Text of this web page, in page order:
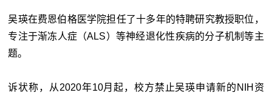
吴瑛在费恩伯格医学院担任了十多年的特聘研究教授职位，
专注于渐冻人症（ALS）等神经退化性疾病的分子机制等主
题。
诉状称，从2020年10月起，校方禁止吴瑛申请新的NIH资